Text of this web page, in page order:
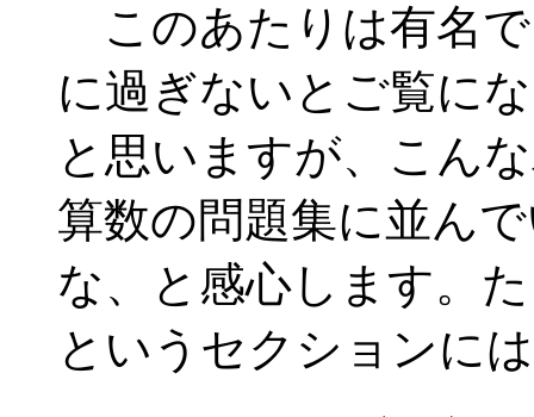
このあたりは有名
に過ぎないとご覧に
と思いますが、こん
算数の問題集に並ん
な、と感心します。
というセクションに